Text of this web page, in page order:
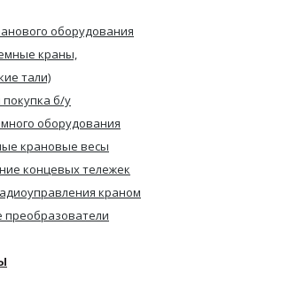
оборудования
краны,
тали)
б/у
оборудования
крановые весы
концевых тележек
краном
преобразователи